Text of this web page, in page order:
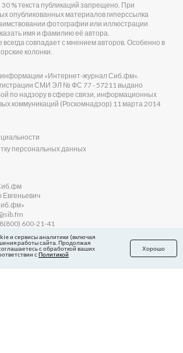
% текста публикаций запрещено. При
опубликованных материалов гиперссылка
фотографии или иллюстрации
имя и фамилию её автора.
совпадает с мнением авторов. Особенно в
колонки.
«Интернет-журнал Сиб.фм».
СМИ ЭЛ № ФС 77 - 57211 выдано
по надзору в сфере связи, информационных
коммуникаций (Роскомнадзор) 11 марта 2014
персональных данных
Евгеньевич
600-21-41
Технодзен
и сервисы аналитики (включая
работы сайта. Продолжая
с обработкой ваших
сПолитикой
Хорошо